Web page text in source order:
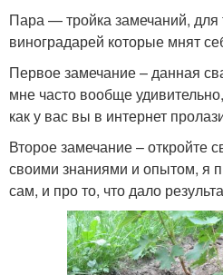
Пара — тройка замечаний, для
виноградарей которые мнят
Первое замечание – данная
мне часто вообще
как у вас вы в интернет
Второе замечание – откройте
своими знаниями и опытом, я
сам, и про то, что дало